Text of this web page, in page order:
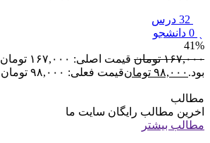
41%
۱۶۷,۰۰۰ تومان
قیمت اصلی: ۱۶۷,۰۰۰ تومان
بود. ۹۸,۰۰۰ تومانقیمت فعلی: ۹۸,۰۰۰ تومان.
مطالب
اخرین مطالب رایگان سایت ما
مطالب بیشتر